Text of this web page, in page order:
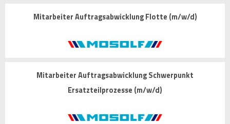
Mitarbeiter Auftragsabwicklung Flotte (m/w/d)
Mitarbeiter Auftragsabwicklung Schwerpunkt
Ersatzteilprozesse (m/w/d)